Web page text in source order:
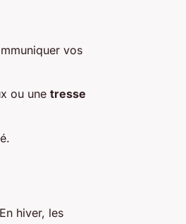
vos
ou une tresse
hiver, les